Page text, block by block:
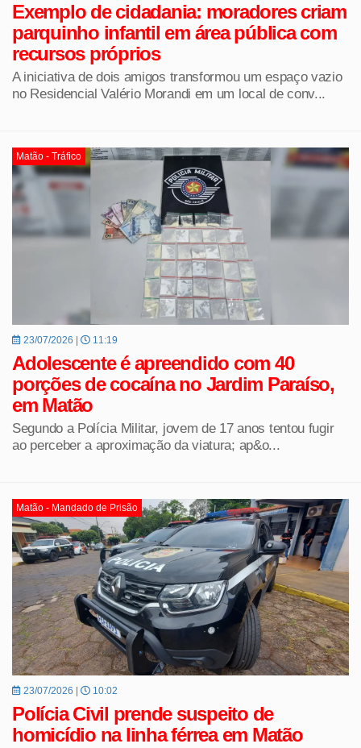
Exemplo de cidadania: moradores criam
parquinho infantil em área pública com
recursos próprios
A iniciativa de dois amigos transformou um espaço vazio
no Residencial Valério Morandi em um local de conv...
Matão - Tráfico
23/07/2026 | 11:19
Adolescente é apreendido com 40
porções de cocaína no Jardim Paraíso,
em Matão
Segundo a Polícia Militar, jovem de 17 anos tentou fugir
ao perceber a aproximação da viatura; ap&o...
Matão - Mandado de Prisão
23/07/2026 | 10:02
Polícia Civil prende suspeito de
homicídio na linha férrea em Matão